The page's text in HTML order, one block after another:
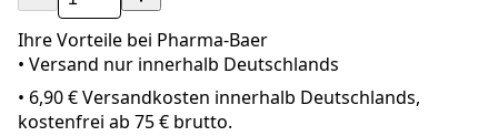
Ihre Vorteile bei Pharma-Baer
• Versand nur innerhalb Deutschlands
• 6,90 € Versandkosten innerhalb Deutschlands,
kostenfrei ab 75 € brutto.